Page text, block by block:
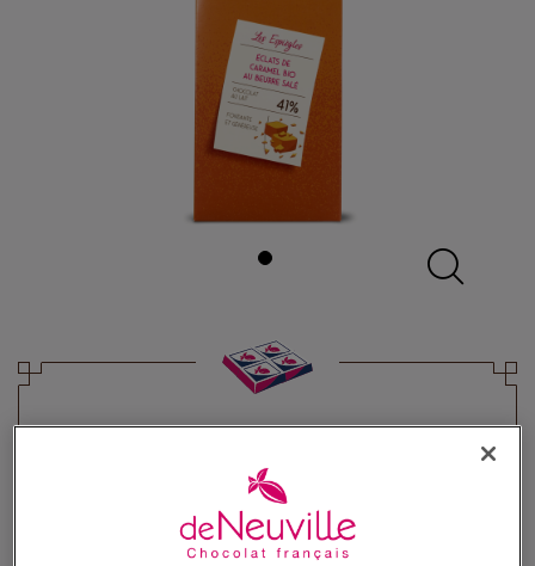
beurre salé
Chocolat au lait bio et caramel beurre salé